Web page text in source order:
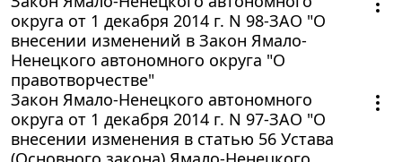
округа от 1 декабря 2014 г. N 98-ЗАО "О
внесении изменений в Закон Ямало-
Ненецкого автономного округа "О
правотворчестве"
Закон Ямало-Ненецкого автономного
округа от 1 декабря 2014 г. N 97-ЗАО "О
внесении изменения в статью 56 Устава